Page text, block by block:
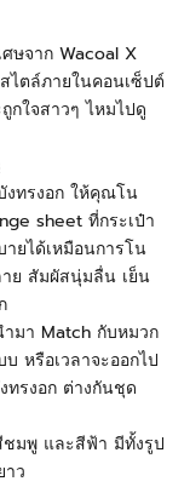
ศษจาก Wacoal X
ไตล์ภายในคอนเซ็ปต์
กใจสาวๆ ไหมไปดู
ทรงอก ให้คุณโน
sheet ที่กระเป๋า
ยได้เหมือนการโน
ย สัมผัสนุ่มลื่น เย็น
มา Match กับหมวก
หรือเวลาจะออกไป
ทรงอก ต่างกันชุด
มพู และสีฟ้า มีทั้งรูป
ว